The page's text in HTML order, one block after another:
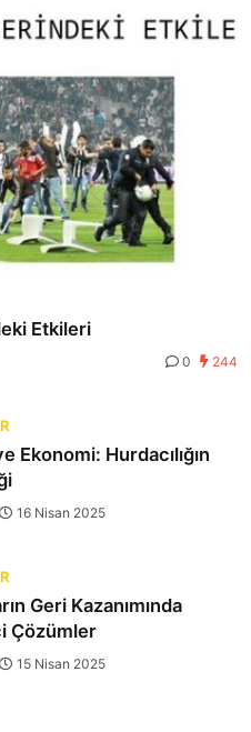
Etkileri
0 244
Ekonomi: Hurdacılığın
16 Nisan 2025
Geri Kazanımında
Çözümler
15 Nisan 2025